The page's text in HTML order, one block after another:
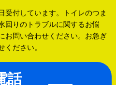
受付しています。トイレのつま
回りのトラブルに関するお悩
お問い合わせください。お急ぎ
ださい。
話